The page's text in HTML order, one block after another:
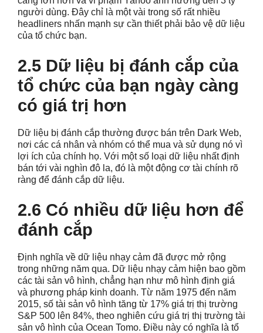
người dùng. Đây chỉ là một vài trong số rất nhiều
headliners nhấn mạnh sự cần thiết phải bảo vệ dữ liệu
của tổ chức bạn.
2.5 Dữ liệu bị đánh cắp của
tổ chức của bạn ngày càng
có giá trị hơn
Dữ liệu bị đánh cắp thường được bán trên Dark Web,
nơi các cá nhân và nhóm có thể mua và sử dụng nó vì
lợi ích của chính họ. Với một số loại dữ liệu nhất định
bán tới vài nghìn đô la, đó là một động cơ tài chính rõ
ràng để đánh cắp dữ liệu.
2.6 Có nhiều dữ liệu hơn để
đánh cắp
Định nghĩa về dữ liệu nhạy cảm đã được mở rộng
trong những năm qua. Dữ liệu nhạy cảm hiện bao gồm
các tài sản vô hình, chẳng hạn như mô hình định giá
và phương pháp kinh doanh. Từ năm 1975 đến năm
2015, số tài sản vô hình tăng từ 17% giá trị thị trường
S&P 500 lên 84%, theo nghiên cứu giá trị thị trường tài
sản vô hình của Ocean Tomo. Điều này có nghĩa là tổ